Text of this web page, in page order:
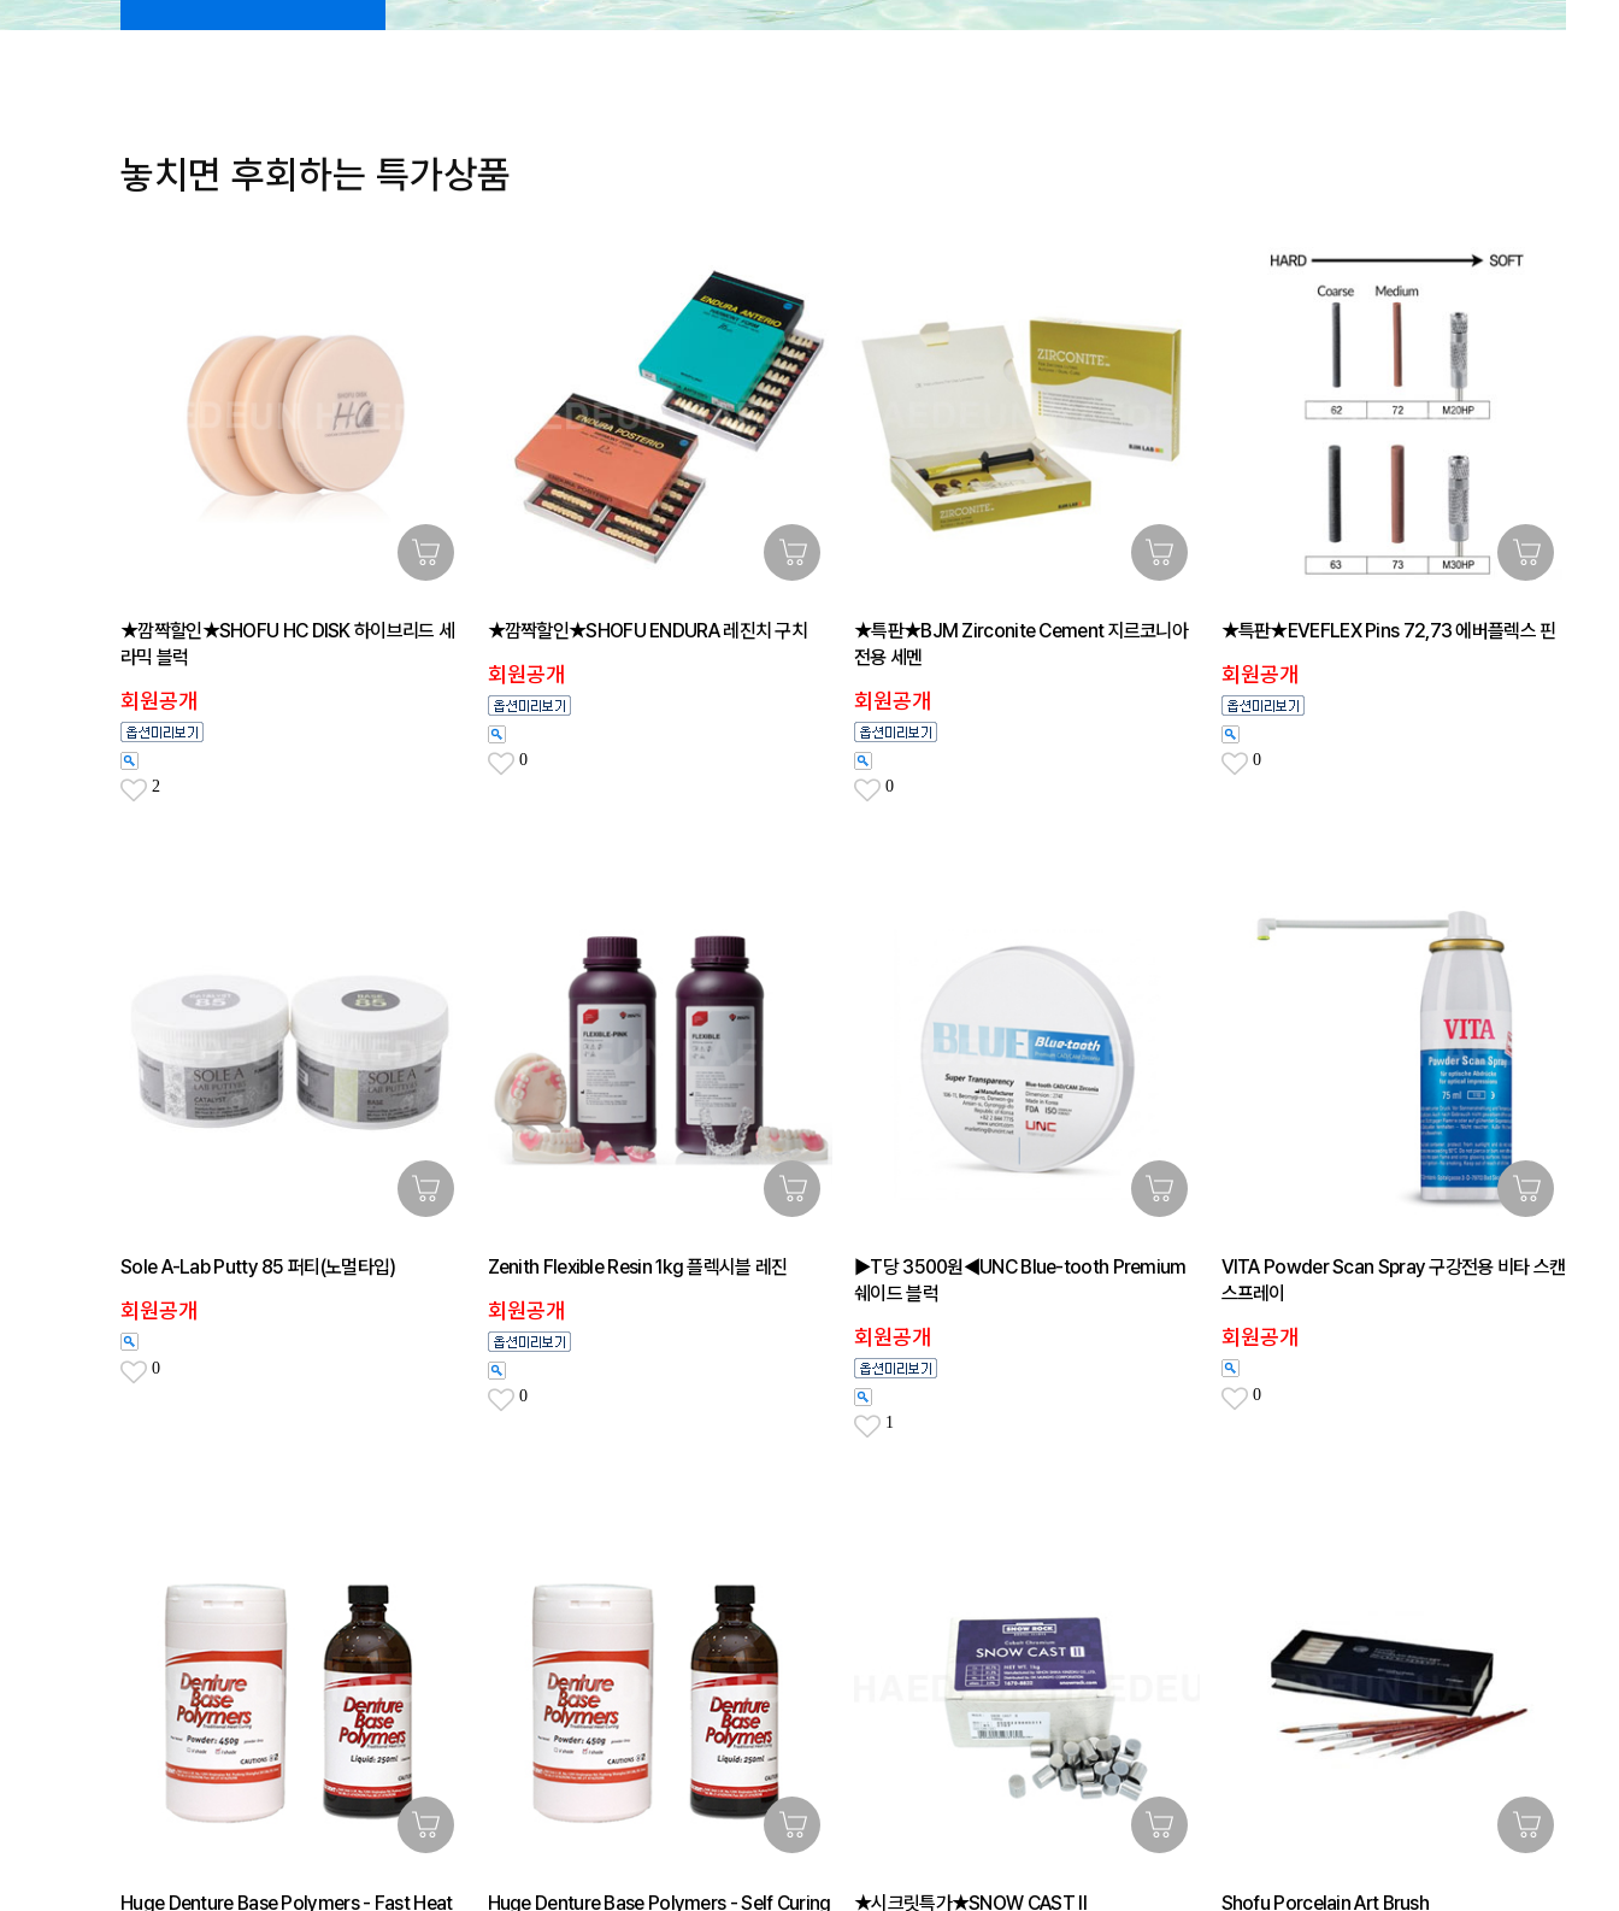
놓치면 후회하는 특가상품
★깜짝할인★SHOFU HC DISK 하이브리드 세
라믹 블럭
회원공개
2
★깜짝할인★SHOFU ENDURA 레진치 구치
회원공개
0
★특판★BJM Zirconite Cement 지르코니아
전용 세멘
회원공개
0
★특판★EVEFLEX Pins 72,73 에버플렉스 핀
회원공개
0
Sole A-Lab Putty 85 퍼티(노멀타입)
회원공개
0
Zenith Flexible Resin 1kg 플렉시블 레진
회원공개
0
▶T당 3500원◀UNC Blue-tooth Premium
쉐이드 블럭
회원공개
1
VITA Powder Scan Spray 구강전용 비타 스캔
스프레이
회원공개
0
Huge Denture Base Polymers - Fast Heat
Huge Denture Base Polymers - Self Curing
★시크릿특가★SNOW CAST Ⅱ Shofu Porcelain Art Brush